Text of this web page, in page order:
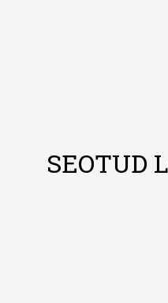
SEOTUD